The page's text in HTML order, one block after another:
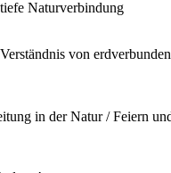
Naturverbindung
von
in der Natur / Feiern